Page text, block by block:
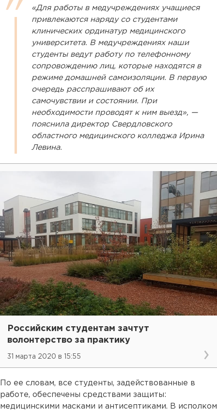
«Для работы в медучреждениях учащиеся
привлекаются наряду со студентами
клинических ординатур медицинского
университета. В медучреждениях наши
студенты ведут работу по телефонному
сопровождению лиц, которые находятся в
режиме домашней самоизоляции. В первую
очередь расспрашивают об их
самочувствии и состоянии. При
необходимости проводят к ним выезд», —
пояснила директор Свердловского
областного медицинского колледжа Ирина
Левина.
Российским студентам зачтут
волонтерство за практику
31 марта 2020 в 15:55
По ее словам, все студенты, задействованные в
работе, обеспечены средствами защиты:
медицинскими масками и антисептиками. В исполком